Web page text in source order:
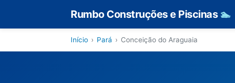
Rumbo Construções e Piscinas 🏊
Início › Pará › Conceição do Araguaia